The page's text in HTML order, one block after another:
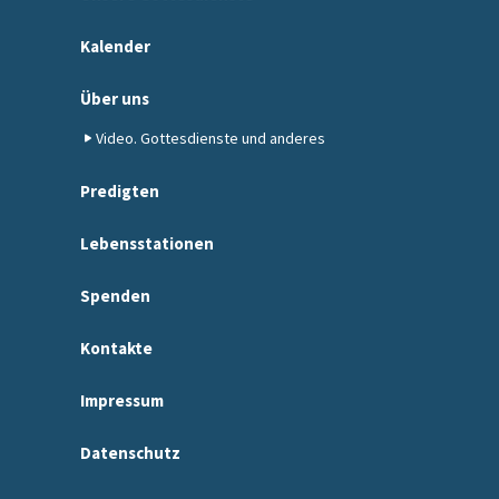
Kalender
Über uns
Video. Gottesdienste und anderes
Predigten
Lebensstationen
Spenden
Kontakte
Impressum
Datenschutz